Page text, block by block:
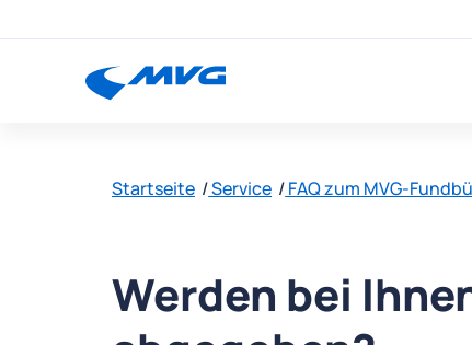
Startseite Service FAQ zum MVG-
Werden bei